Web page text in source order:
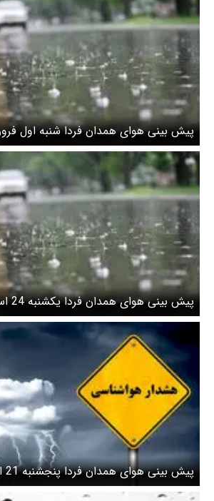
افزایش ابر همزمان با برگزاری نماز عید فطر
پیش
بارشی جدید به استان
هواشناسی صادر شد